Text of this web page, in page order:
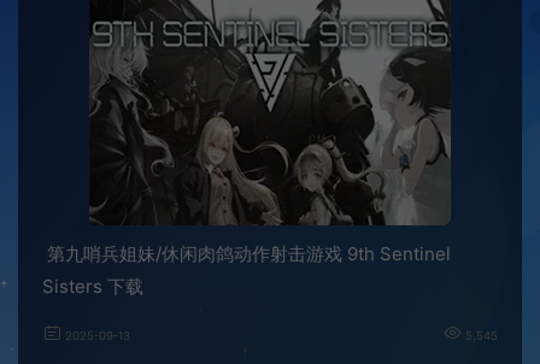
第九哨兵姐妹/休闲肉鸽动作射击游戏 9th Sentinel
Sisters 下载
2025-09-13 5,545